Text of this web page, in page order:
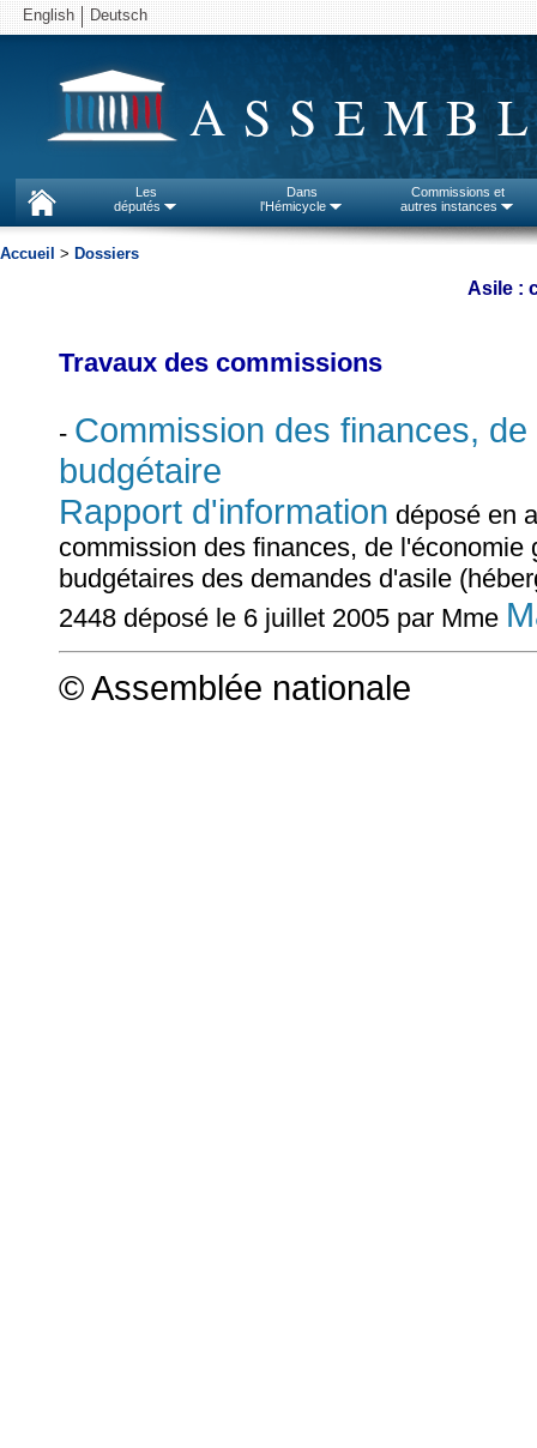
English Deutsch
Les
députés
Dans
l'Hémicycle
Commissions et
autres instances
Accueil > Dossiers
Asile :
Travaux des commissions
- Commission des finances,
budgétaire
Rapport d'information déposé en
commission des finances, de
budgétaires des demandes d'asile
2448 déposé le 6 juillet 2005 par Mme
© Assemblée nationale